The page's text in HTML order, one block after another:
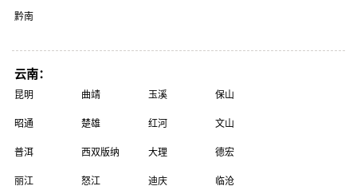
黔南
云南：
昆明 曲靖 玉溪 保山
昭通 楚雄 红河 文山
普洱 西双版纳 大理 德宏
丽江 怒江 迪庆 临沧